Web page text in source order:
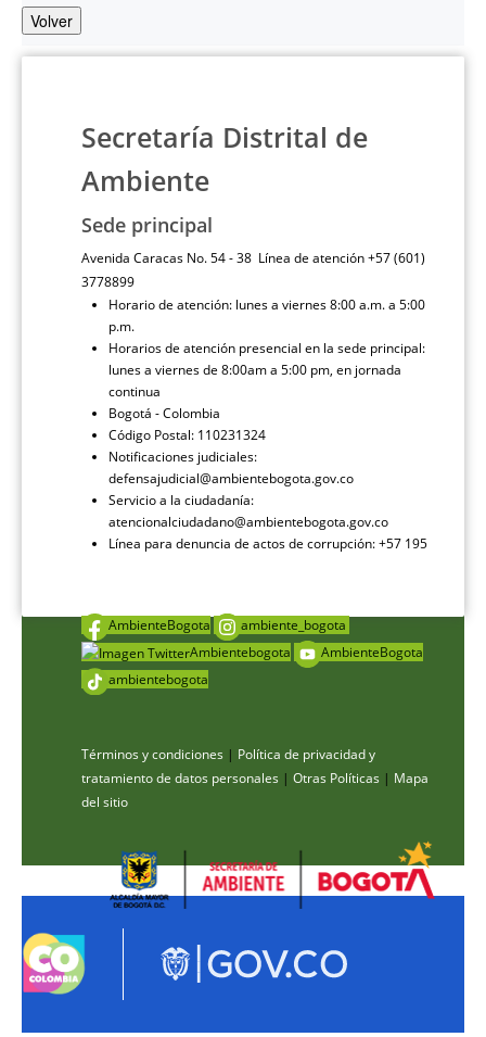
Volver
Secretaría Distrital de
Ambiente
Sede principal
Avenida Caracas No. 54 - 38 Línea de atención +57 (601)
3778899
Horario de atención: lunes a viernes 8:00 a.m. a 5:00
p.m.
Horarios de atención presencial en la sede principal:
lunes a viernes de 8:00am a 5:00 pm, en jornada
continua
Bogotá - Colombia
Código Postal: 110231324
Notificaciones judiciales:
defensajudicial@ambientebogota.gov.co
Servicio a la ciudadanía:
atencionalciudadano@ambientebogota.gov.co
Línea para denuncia de actos de corrupción: +57 195
AmbienteBogota
ambiente_bogota
Ambientebogota
AmbienteBogota
ambientebogota
Términos y condiciones | Política de privacidad y
tratamiento de datos personales | Otras Políticas | Mapa
del sitio